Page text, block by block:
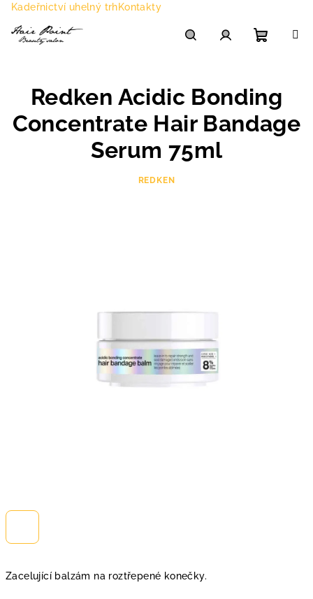
Přejít
obsah
Kadeřnictví uhelný trhKontakty
košík
Zacelující balzám na roztřepené konečky.
Redken Acidic Bonding
Concentrate Hair Bandage
Serum 75ml
REDKEN